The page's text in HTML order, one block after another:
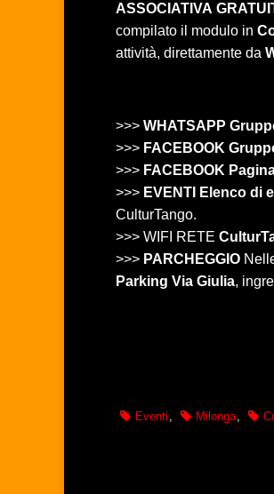
ASSOCIATIVA
compilato il modulo in
attività, direttamente da
>>> WHATSAPP
>>> FACEBOOK
>>> FACEBOOK
>>> EVENTI Elenco di
CulturTango.
>>> WIFI RETE
>>> PARCHEGGIO
Parking Via Giulia,
Eventi , Milonga,